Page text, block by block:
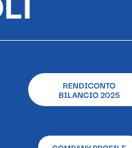
RENDICONTO
BILANCIO 2025